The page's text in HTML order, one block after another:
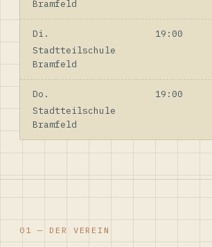
Bramfeld
Di.
19:00
Stadtteilschule
Bramfeld
Do.
19:00
Stadtteilschule
Bramfeld
01 — DER VEREIN